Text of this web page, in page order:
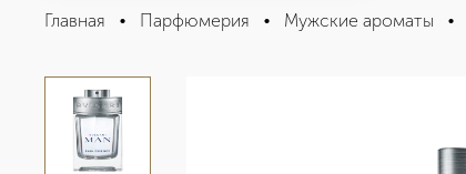
Bvlgari Man Rain Essence Парфюмерная вода
Описание
Главная • Парфюмерия • Мужские ароматы •